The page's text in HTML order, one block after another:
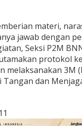
materi,
jawab dengan
Seksi P2M
protokol
melaksanakan 3M
dan